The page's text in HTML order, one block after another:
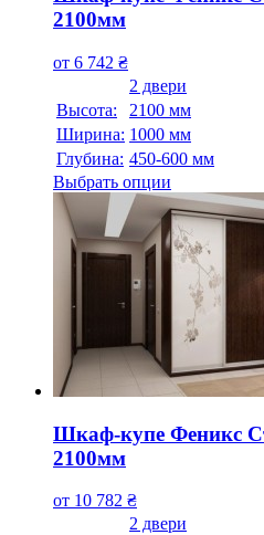
2100мм
от 6 742 ₴
2 двери
Высота:
2100 мм
Ширина: 1000 мм
Глубина: 450-600 мм
Выбрать опции
Шкаф-купе Феникс
2100мм
от 10 782 ₴
2 двери